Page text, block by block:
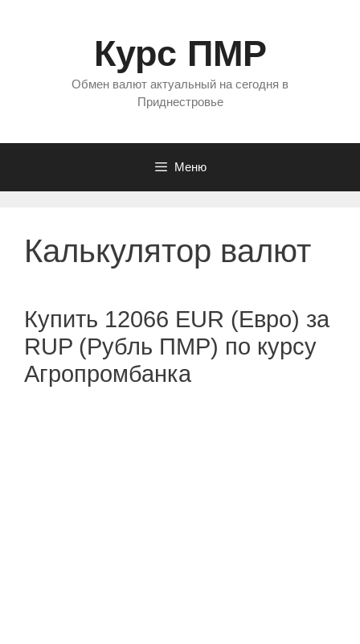
Курс ПМР
Обмен валют актуальный на сегодня в
Приднестровье
Меню
Калькулятор валют
Купить 12066 EUR (Евро) за
RUP (Рубль ПМР) по курсу
Агропромбанка